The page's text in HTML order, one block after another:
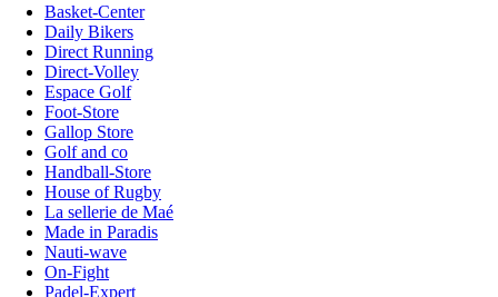
Basket-Center
Daily Bikers
Direct Running
Direct-Volley
Espace Golf
Foot-Store
Gallop Store
Golf and co
Handball-Store
House of Rugby
La sellerie de Maé
Made in Paradis
Nauti-wave
On-Fight
Padel-Expert